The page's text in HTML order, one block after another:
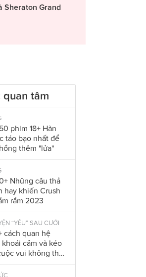
Sheraton Grand
quan tâm
phim 18+ Hàn
táo bạo nhất để
thêm "lửa"
Những câu thả
hay khiến Crush
rầm 2023
“YÊU” SAU CƯỚI
cách quan hệ
khoái cảm và kéo
vui không thể